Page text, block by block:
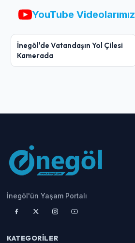
YouTube Videolarımız
İnegöl'de Vatandaşın Yol Çilesi
Kamerada
İnegöl'ün Yaşam Portalı
KATEGORILER